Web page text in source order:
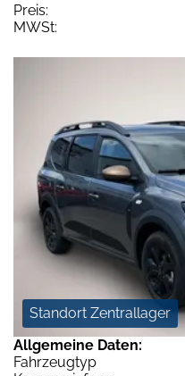
Preis:
MWSt:
Standort Zentrallager
Allgemeine Daten:
Fahrzeugtyp